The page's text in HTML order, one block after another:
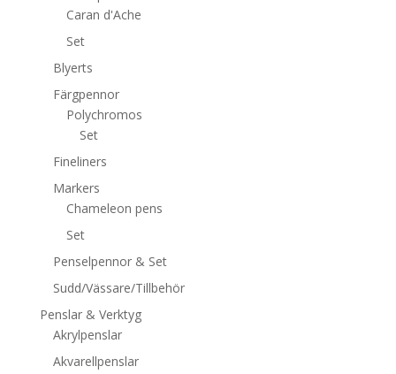
Caran d'Ache
Set
Blyerts
Färgpennor
Polychromos
Set
Fineliners
Markers
Chameleon pens
Set
Penselpennor & Set
Sudd/Vässare/Tillbehör
Penslar & Verktyg
Akrylpenslar
Akvarellpenslar